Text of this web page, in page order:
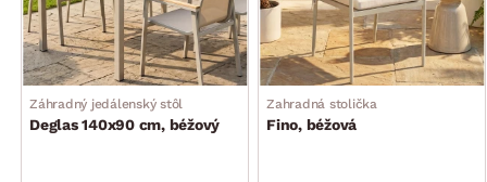
Záhradný jedálenský stôl
Deglas 140x90 cm, béžový
Zahradná stolička
Fino, béžová